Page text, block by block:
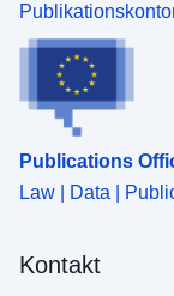
Publications
Law | Data |
Kontakt